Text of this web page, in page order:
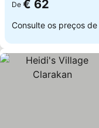
De € 62
Consulte os preços de